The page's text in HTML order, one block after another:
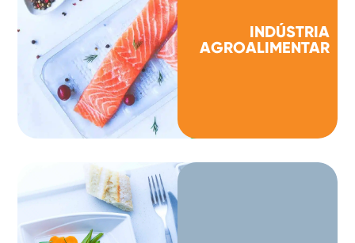
INDÚSTRIA
AGROALIMENTAR